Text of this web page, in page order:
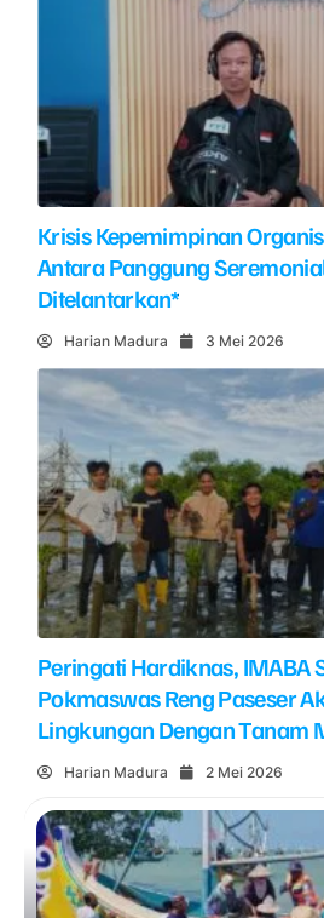
Krisis Kepemimpinan
Antara Panggung
Ditelantarkan*
Harian Madura 3 Mei 2026
Peringati Hardiknas, IMABA
Pokmaswas Reng Paseser
Lingkungan Dengan Tanam
Harian Madura 2 Mei 2026